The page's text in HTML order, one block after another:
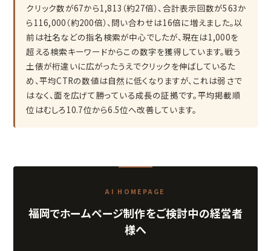
クリック数が67から1,813（約27倍）、合計表示回数が563か
ら116,000（約200倍）、問い合わせは16倍に増えました。以
前は社名などの指名検索が中心でしたが、現在は1,000を
超える検索キーワードからこの数字を獲得しています。戦う
土俵が桁違いに広がったうえでクリックを伸ばしているた
め、平均CTRの数値は自然に低くなりますが、これは弱さで
はなく、面を広げて勝っている成長の証拠です。平均掲載順
位はむしろ10.7位から6.5位へ改善しています。
AI HOMEPAGE
福岡でホームページ制作をご検討中の経営者
様へ